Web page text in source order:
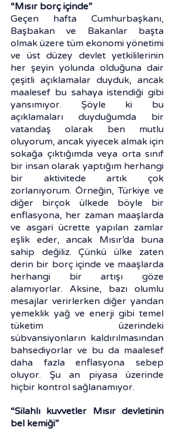
“Mısır borç içinde”
Geçen hafta Cumhurbaşkanı,
Başbakan ve Bakanlar başta
olmak üzere tüm ekonomi yönetimi
ve üst düzey devlet yetkililerinin
her şeyin yolunda olduğuna dair
çeşitli açıklamalar duyduk, ancak
maalesef bu sahaya istendiği gibi
yansımıyor. Şöyle ki bu
açıklamaları duyduğumda bir
vatandaş olarak ben mutlu
oluyorum, ancak yiyecek almak için
sokağa çıktığımda veya orta sınıf
bir insan olarak yaptığım herhangi
bir aktivitede artık çok
zorlanıyorum. Örneğin, Türkiye ve
diğer birçok ülkede böyle bir
enflasyona, her zaman maaşlarda
ve asgari ücrette yapılan zamlar
eşlik eder, ancak Mısır’da buna
sahip değiliz. Çünkü ülke zaten
derin bir borç içinde ve maaşlarda
herhangi bir artışı göze
alamıyorlar. Aksine, bazı olumlu
mesajlar verirlerken diğer yandan
yemeklik yağ ve enerji gibi temel
tüketim üzerindeki
sübvansiyonların kaldırılmasından
bahsediyorlar ve bu da maalesef
daha fazla enflasyona sebep
oluyor. Şu an piyasa üzerinde
hiçbir kontrol sağlanamıyor.
“Silahlı kuvvetler Mısır devletinin
bel kemiği”